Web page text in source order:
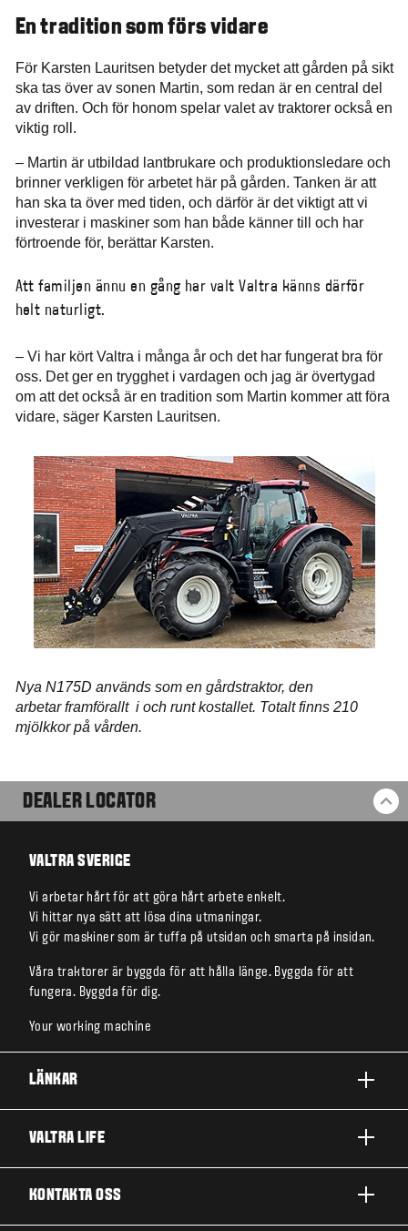
En tradition som förs vidare
För Karsten Lauritsen betyder det mycket att gården på sikt
ska tas över av sonen Martin, som redan är en central del
av driften. Och för honom spelar valet av traktorer också en
viktig roll.
– Martin är utbildad lantbrukare och produktionsledare och
brinner verkligen för arbetet här på gården. Tanken är att
han ska ta över med tiden, och därför är det viktigt att vi
investerar i maskiner som han både känner till och har
förtroende för, berättar Karsten.
Att familjen ännu en gång har valt Valtra känns därför
helt naturligt.
– Vi har kört Valtra i många år och det har fungerat bra för
oss. Det ger en trygghet i vardagen och jag är övertygad
om att det också är en tradition som Martin kommer att föra
vidare, säger Karsten Lauritsen.
Nya N175D används som en gårdstraktor, den
arbetar framförallt i och runt kostallet. Totalt finns 210
mjölkkor på vården.
DEALER LOCATOR
VALTRA SVERIGE
Vi arbetar hårt för att göra hårt arbete enkelt.
Vi hittar nya sätt att lösa dina utmaningar.
Vi gör maskiner som är tuffa på utsidan och smarta på insidan.
Våra traktorer är byggda för att hålla länge. Byggda för att
fungera. Byggda för dig.
Your working machine
LÄNKAR
TJÄNSTER
VALTRA LIFE
KONTAKTA OSS